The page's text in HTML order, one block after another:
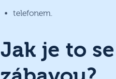
telefonem.
Jak je to